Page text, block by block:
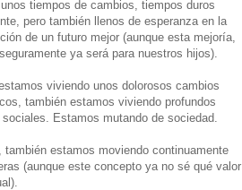
tiempos de cambios, tiempos duros
pero también llenos de esperanza en la
de un futuro mejor (aunque esta mejoría,
ya será para nuestros hijos).
viviendo unos dolorosos cambios
también estamos viviendo profundos
Estamos mutando de sociedad.
también estamos moviendo continuamente
(aunque este concepto ya no sé qué valor